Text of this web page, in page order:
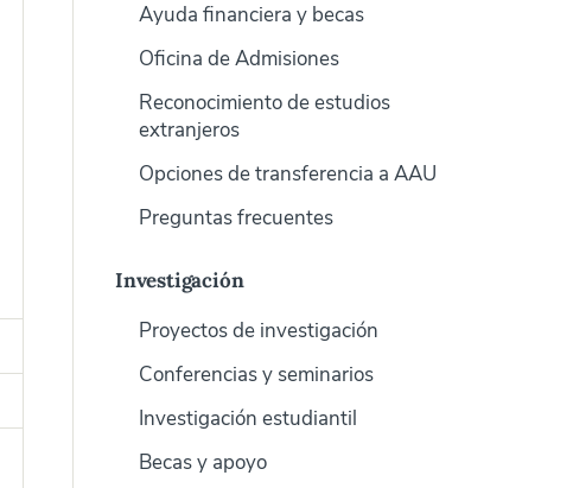
Ayuda financiera y becas
Oficina de Admisiones
Reconocimiento de estudios
extranjeros
Opciones de transferencia a AAU
Preguntas frecuentes
Investigación
Proyectos de investigación
Conferencias y seminarios
Investigación estudiantil
Becas y apoyo